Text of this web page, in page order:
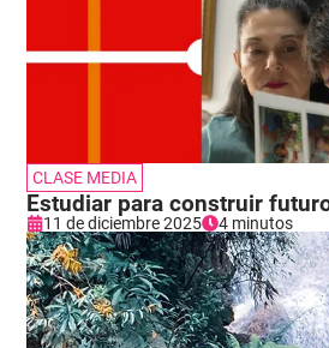
CLASE MEDIA
Estudiar para construir
11 de diciembre 2025 4 minutos